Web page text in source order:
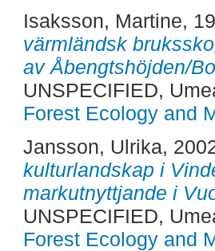
Isaksson, Martine,
värmländsk
av Åbengtshöjden/
UNSPECIFIED,
Forest Ecology and
Jansson, Ulrika,
kulturlandskap i
markutnyttjande i
UNSPECIFIED,
Forest Ecology and